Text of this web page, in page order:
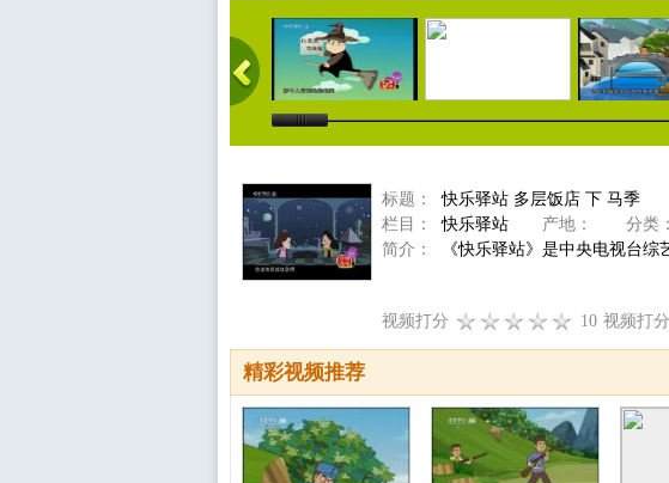
标题：
快乐驿站 多层饭店 下 马季
栏目：
快乐驿站 产地： 分类：
简介：
《快乐驿站》是中央电视台
视频打分 10 视频打分
精彩视频推荐